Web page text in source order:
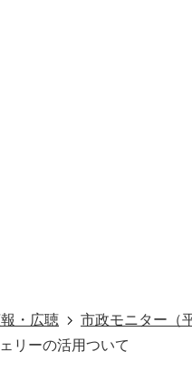
・広聴
市政モニター（
リーの活用ついて